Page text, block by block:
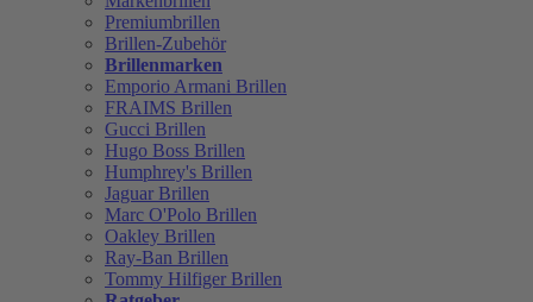
Premiumbrillen
Brillen-Zubehör
Brillenmarken
Emporio Armani Brillen
FRAIMS Brillen
Gucci Brillen
Hugo Boss Brillen
Humphrey's Brillen
Jaguar Brillen
Marc O'Polo Brillen
Oakley Brillen
Ray-Ban Brillen
Tommy Hilfiger Brillen